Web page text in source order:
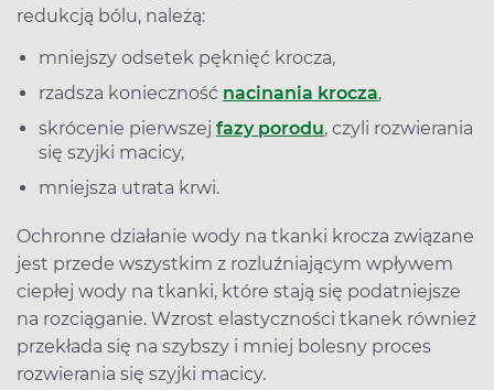
redukcją bólu, należą:
mniejszy odsetek pęknięć krocza,
rzadsza konieczność nacinania krocza,
skrócenie pierwszej fazy porodu, czyli rozwierania
się szyjki macicy,
mniejsza utrata krwi.
Ochronne działanie wody na tkanki krocza związane
jest przede wszystkim z rozluźniającym wpływem
ciepłej wody na tkanki, które stają się podatniejsze
na rozciąganie. Wzrost elastyczności tkanek również
przekłada się na szybszy i mniej bolesny proces
rozwierania się szyjki macicy.